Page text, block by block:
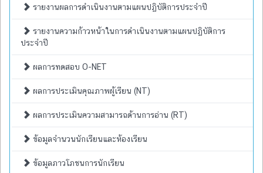
รายงานผลการดำเนินงานตามแผนปฏิบัติการประจำปี
รายงานความก้าวหน้าในการดำเนินงานตามแผนปฏิบัติการ
ประจำปี
ผลการทดสอบ O-NET
ผลการประเมินคุณภาพผู้เรียน (NT)
ผลการประเมินความสามารถด้านการอ่าน (RT)
ข้อมูลจำนวนนักเรียนและห้องเรียน
ข้อมูลภาวโภชนการนักเรียน